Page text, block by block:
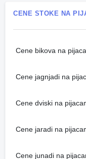
CENE STOKE NA
Cene bikova na
Cene jagnjadi na
Cene dviski na
Cene jaradi na
Cene junadi na